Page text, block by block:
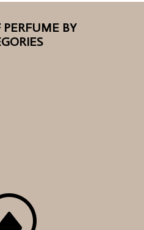
PERFUME BY